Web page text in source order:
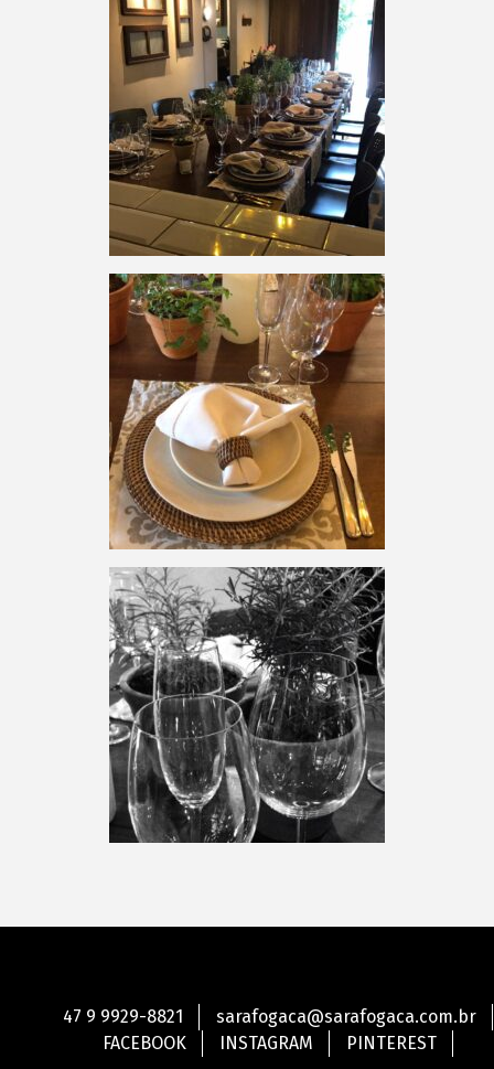
47 9 9929-8821
sarafogaca@sarafogaca.com.br
FACEBOOK
INSTAGRAM PINTEREST